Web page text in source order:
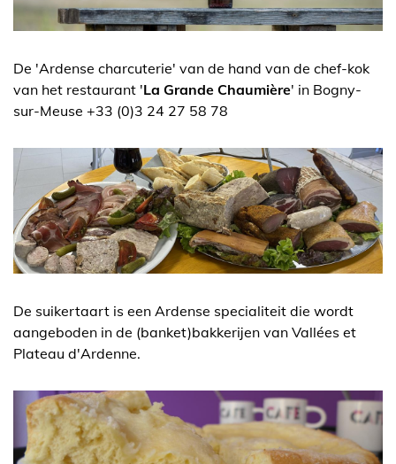
De 'Ardense charcuterie' van de hand van de chef-kok
van het restaurant 'La Grande Chaumière' in Bogny-
sur-Meuse +33 (0)3 24 27 58 78
De suikertaart is een Ardense specialiteit die wordt
aangeboden in de (banket)bakkerijen van Vallées et
Plateau d'Ardenne.